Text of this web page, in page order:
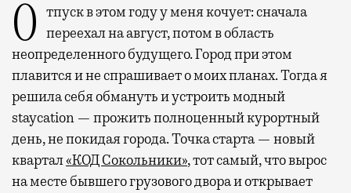
Отпуск в этом году у меня кочует: сначала переехал на август, потом в область
неопределенного будущего. Город при этом
плавится и не спрашивает о моих планах. Тогда я
решила себя обмануть и устроить модный
staycation — прожить полноценный курортный
день, не покидая города. Точка старта — новый
квартал«КОД Сокольники», тот самый, что вырос
на месте бывшего грузового двора и открывает